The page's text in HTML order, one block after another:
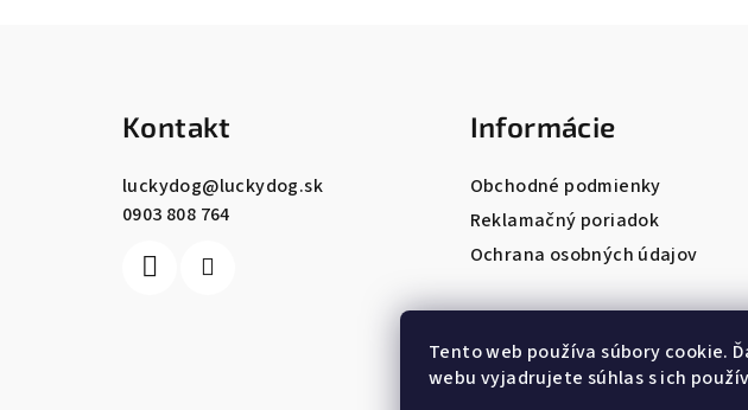
Tento web používa súbory cookie.
webu vyjadrujete súhlas s ich
Kontakt
luckydog@luckydog.sk
0903 808 764
Informácie
Obchodné podmienky
Reklamačný poriadok
Ochrana osobných údajov